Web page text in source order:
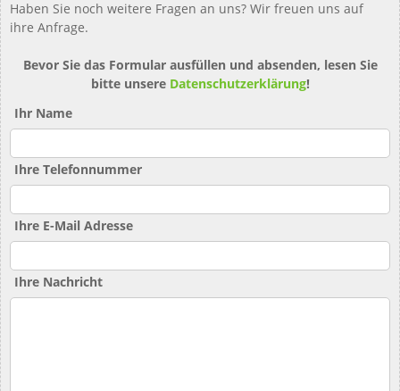
Haben Sie noch weitere Fragen an uns? Wir freuen uns auf
ihre Anfrage.
Bevor Sie das Formular ausfüllen und absenden, lesen Sie
bitte unsere Datenschutzerklärung!
Ihr Name
Ihre Telefonnummer
Ihre E-Mail Adresse
Ihre Nachricht